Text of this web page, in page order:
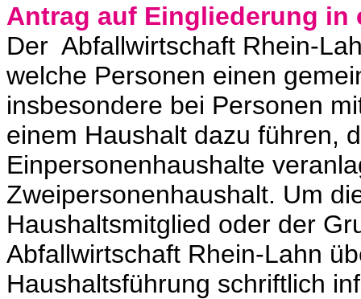
Antrag auf Eingliederung in
Der Abfallwirtschaft Rhein-
welche Personen einen
insbesondere bei Personen
einem Haushalt dazu führen,
Einpersonenhaushalte
Zweipersonenhaushalt. Um
Haushaltsmitglied oder der
Abfallwirtschaft Rhein-Lahn
Haushaltsführung schriftlich